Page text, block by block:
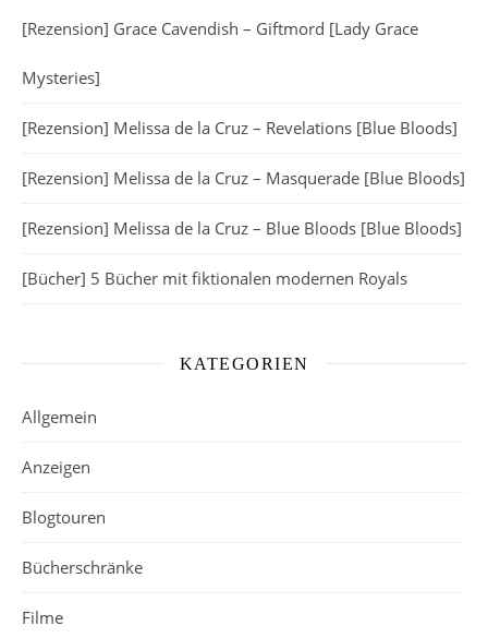
[Rezension] Grace Cavendish – Giftmord [Lady Grace
Mysteries]
[Rezension] Melissa de la Cruz – Revelations [Blue Bloods]
[Rezension] Melissa de la Cruz – Masquerade [Blue Bloods]
[Rezension] Melissa de la Cruz – Blue Bloods [Blue Bloods]
[Bücher] 5 Bücher mit fiktionalen modernen Royals
KATEGORIEN
Allgemein
Anzeigen
Blogtouren
Bücherschränke
Filme